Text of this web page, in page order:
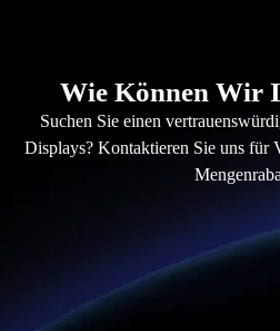
Wie Können Wir
Suchen Sie einen
Displays? Kontaktieren Sie uns für